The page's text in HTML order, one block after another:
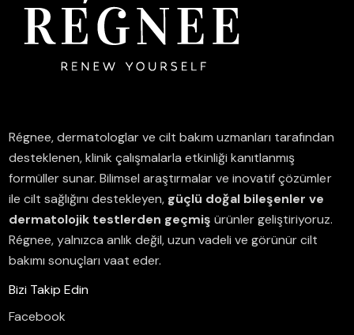
Régnee, dermatologlar ve cilt bakım uzmanları tarafından
desteklenen, klinik çalışmalarla etkinliği kanıtlanmış
formüller sunar.Bilimsel araştırmalar ve inovatif çözümler
ile cilt sağlığını destekleyen, güçlü doğal bileşenler ve
dermatolojik testlerden geçmiş ürünler geliştiriyoruz.
Régnee, yalnızca anlık değil, uzun vadeli ve görünür cilt
bakımı sonuçları vaat eder.
Bizi Takip Edin
Facebook